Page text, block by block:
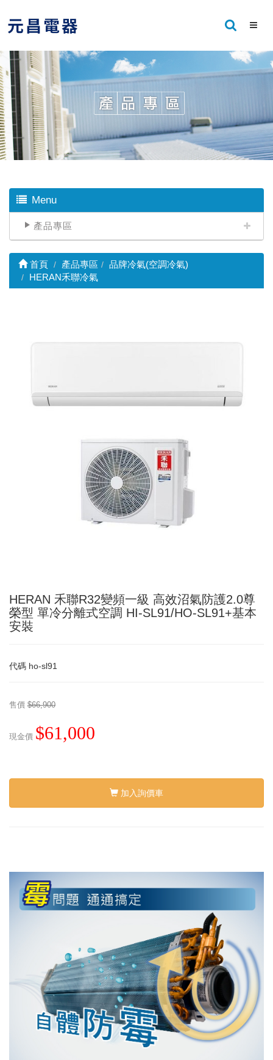
Menu
產品專區
首頁 產品專區
品牌冷氣(空調冷氣)
HERAN禾聯冷氣
HERAN 禾聯R32變頻一級 高效沼氣防護2.0尊
榮型 單冷分離式空調 HI-SL91/HO-SL91+基本
安裝
代碼 ho-sl91
售價 $66,900
現金價 $61,000
加入詢價車